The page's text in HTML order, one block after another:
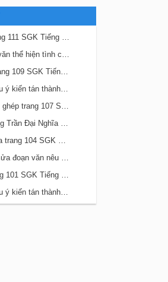
Bài 22 Đọc mở rộng trang 111 SGK Tiếng Việt 5 Kết nối tri thức tập 2
Bài 22 Luyện viết đoạn văn thể hiện tình cảm, cảm xúc về một sự việc trang 111 SGK Tiếng Việt 5 Kết nối tri thức tập 2
Bài 22 Bộ đội về làng trang 109 SGK Tiếng Việt 5 Kết nối tri thức tập 2
Bài 21 Viết đoạn văn nêu ý kiến tán thành một sự việc, hiện tượng (Bài viết số 2) trang 108 SGK Tiếng Việt 5 Kết nối tri thức tập 2
Bài 21 Luyện tập về câu ghép trang 107 SGK Tiếng Việt 5 Kết nối tri thức tập 2
Bài 21 Anh hùng lao động Trần Đại Nghĩa trang 106 SGK Tiếng Việt 5 Kết nối tri thức tập 2
Bài 20 Đền ơn đáp nghĩa trang 104 SGK Tiếng Việt 5 Kết nối tri thức tập 2
Bài 20 Đánh giá, chỉnh sửa đoạn văn nêu ý kiến tán thành một sự vật, hiện tượng trang 103 SGK Tiếng Việt 5 Kết nối tri thức tập 2
Bài 20 Cụ Đồ Chiểu trang 101 SGK Tiếng Việt 5 Kết nối tri thức tập 2
Bài 19 Viết đoạn văn nêu ý kiến tán thành một sự việc, hiện tượng (Bài viết số 1) trang 100 SGK Tiếng Việt 5 Kết nối tri thức tập 2